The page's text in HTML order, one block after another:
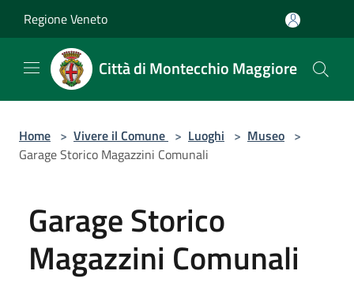
Regione Veneto
Città di Montecchio Maggiore
Home > Vivere il Comune > Luoghi > Museo >
Garage Storico Magazzini Comunali
Garage Storico
Magazzini Comunali